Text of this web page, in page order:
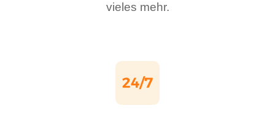
vieles mehr.